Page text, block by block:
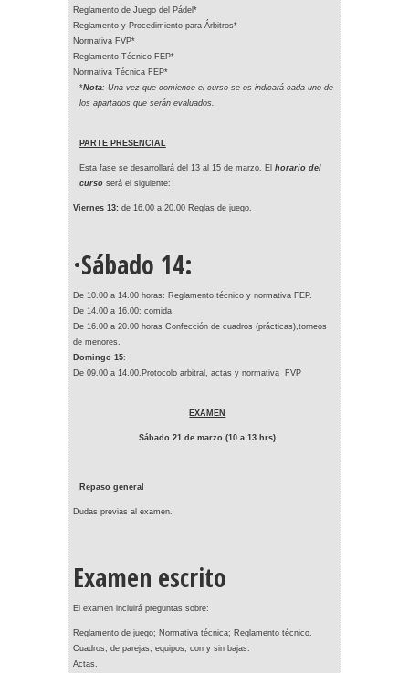
Reglamento de Juego del Pádel*
Reglamento y Procedimiento para Árbitros*
Normativa FVP*
Reglamento Técnico FEP*
Normativa Técnica FEP*
*Nota: Una vez que comience el curso se os indicará cada uno de
los apartados que serán evaluados.
PARTE PRESENCIAL
Esta fase se desarrollará del 13 al 15 de marzo. El horario del
curso será el siguiente:
Viernes 13: de 16.00 a 20.00 Reglas de juego.
·Sábado 14:
De 10.00 a 14.00 horas: Reglamento técnico y normativa FEP.
De 14.00 a 16.00: comida
De 16.00 a 20.00 horas Confección de cuadros (prácticas),torneos
de menores.
Domingo 15:
De 09.00 a 14.00.Protocolo arbitral, actas y normativa FVP
EXAMEN
Sábado 21 de marzo (10 a 13 hrs)
Repaso general
Dudas previas al examen.
Examen escrito
El examen incluirá preguntas sobre:
Reglamento de juego; Normativa técnica; Reglamento técnico.
Cuadros, de parejas, equipos, con y sin bajas.
Actas.